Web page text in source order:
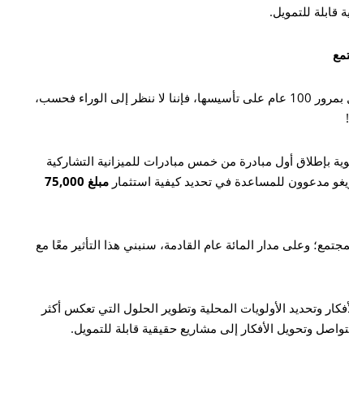
قابلة للتمويل.
بينما تستعد مؤسسة مجتمع وسط نيويورك للاحتفال بمرور 100 عام على تأسيسها، فإننا لا ننظر إلى الوراء فحسب،
بإطلاق أول مبادرة من خمس مبادرات للميزانية التشاركية
مدعوون للمساعدة في تحديد كيفية استثمار
مبلغ 75,000
المجتمع؛ وعلى مدار المائة عام القادمة، سنبني هذا التأثير معًا مع
وتحديد الأولويات المحلية وتطوير الحلول التي تعكس أكثر
وتحويل الأفكار إلى مشاريع حقيقية قابلة للتمويل.